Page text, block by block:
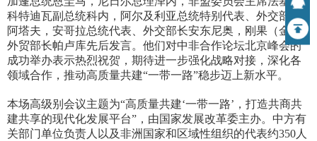
科特迪瓦副总统科内，阿尔及利亚总统特别代表、外交部长
阿塔夫，安哥拉总统代表、外交部长安东尼奥，刚果（金）
外贸部长帕卢库先后发言。他们对中非合作论坛北京峰会的
成功举办表示热烈祝贺，期待进一步强化战略对接，深化各
领域合作，推动高质量共建“一带一路”稳步迈上新水平。
本场高级别会议主题为“高质量共建‘一带一路’，打造共商共
建共享的现代化发展平台”，由国家发展改革委主办。中方有
关部门单位负责人以及非洲国家和区域性组织的代表约350人